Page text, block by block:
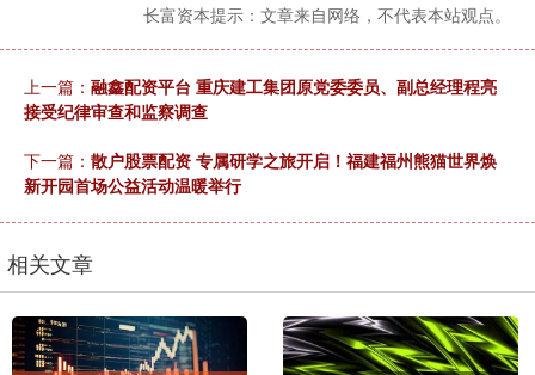
长富资本提示：文章来自网络，不代表本站观点。
上一篇： 融鑫配资平台 重庆建工集团原党委委员、副总经理程亮
接受纪律审查和监察调查
下一篇： 散户股票配资 专属研学之旅开启！福建福州熊猫世界焕
新开园首场公益活动温暖举行
相关文章